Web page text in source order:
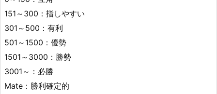
151～300：指しやすい
301～500：有利
501～1500：優勢
1501～3000：勝勢
3001～：必勝
Mate：勝利確定的